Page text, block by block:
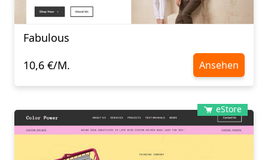
Fabulous
10,6 €/M.
Ansehen
eStore